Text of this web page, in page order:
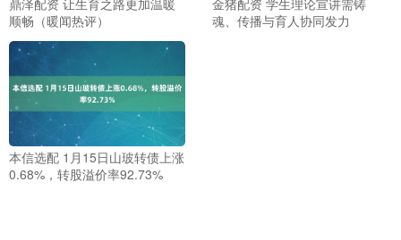
顺畅（暖闻热评）
魂、传播与育人协同发力
本信选配 1月15日山玻转债上涨
0.68%，转股溢价率92.73%